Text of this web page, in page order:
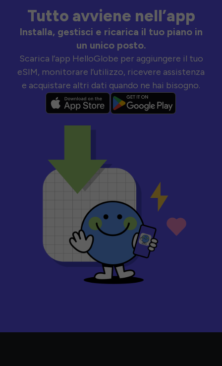
Tutto avviene nell’app
Installa, gestisci e ricarica il tuo piano in
un unico posto.
Scarica l’app HelloGlobe per aggiungere il tuo
eSIM, monitorare l’utilizzo, ricevere assistenza
e acquistare altri dati quando ne hai bisogno.